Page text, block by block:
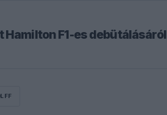
F1-es debütálásáról